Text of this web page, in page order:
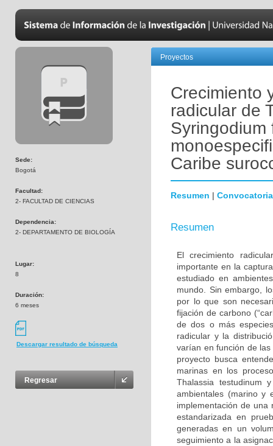
Sede:
Bogotá
Facultad:
2- FACULTAD DE CIENCIAS
Dependencia:
2- DEPARTAMENTO DE BIOLOGÍA
Lugar:
8
Duración:
6 meses
Descargar resultado de búsqueda
Regresar
Proyectos
Crecimiento
radicular de
Syringodium
Caribe
Resumen | Convocatoria
Resumen
El crecimiento
importante en la
estudiado en
mundo. Sin embargo,
por lo que son
fijación de carbono
de dos o más
radicular y la
varían en función de
proyecto busca
marinas en los
Thalassia testudinum
ambientales (marino y
implementación de una
estandarizada en
generadas en un
seguimiento a la